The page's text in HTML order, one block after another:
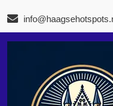
de
inhoud